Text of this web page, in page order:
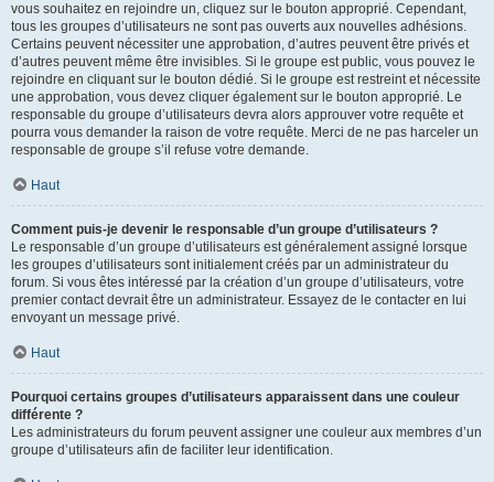
vous souhaitez en rejoindre un, cliquez sur le bouton approprié. Cependant,
tous les groupes d’utilisateurs ne sont pas ouverts aux nouvelles adhésions.
Certains peuvent nécessiter une approbation, d’autres peuvent être privés et
d’autres peuvent même être invisibles. Si le groupe est public, vous pouvez le
rejoindre en cliquant sur le bouton dédié. Si le groupe est restreint et nécessite
une approbation, vous devez cliquer également sur le bouton approprié. Le
responsable du groupe d’utilisateurs devra alors approuver votre requête et
pourra vous demander la raison de votre requête. Merci de ne pas harceler un
responsable de groupe s’il refuse votre demande.
Haut
Comment puis-je devenir le responsable d’un groupe d’utilisateurs ?
Le responsable d’un groupe d’utilisateurs est généralement assigné lorsque
les groupes d’utilisateurs sont initialement créés par un administrateur du
forum. Si vous êtes intéressé par la création d’un groupe d’utilisateurs, votre
premier contact devrait être un administrateur. Essayez de le contacter en lui
envoyant un message privé.
Haut
Pourquoi certains groupes d’utilisateurs apparaissent dans une couleur
différente ?
Les administrateurs du forum peuvent assigner une couleur aux membres d’un
groupe d’utilisateurs afin de faciliter leur identification.